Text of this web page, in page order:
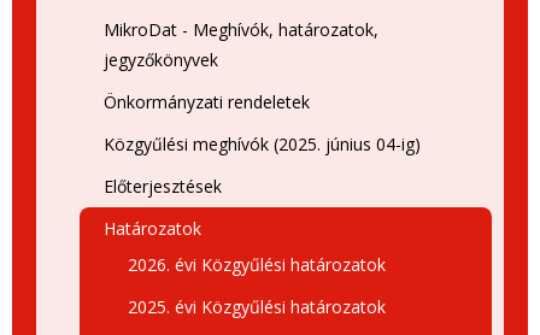
MikroDat - Meghívók, határozatok,
jegyzőkönyvek
Önkormányzati rendeletek
Közgyűlési meghívók (2025. június 04-ig)
Előterjesztések
Határozatok
2026. évi Közgyűlési határozatok
2025. évi Közgyűlési határozatok